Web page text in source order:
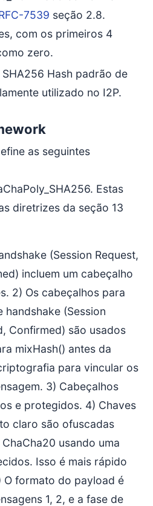
7539 seção 2.8.
com os primeiros 4
zero.
SHA256 Hash padrão de
utilizado no I2P.
as seguintes
Estas
diretrizes da seção 13
(Session Request,
incluem um cabeçalho
2) Os cabeçalhos para
handshake (Session
Confirmed) são usados
mixHash() antes da
para vincular os
3) Cabeçalhos
e protegidos. 4) Chaves
claro são ofuscadas
usando uma
Isso é mais rápido
O formato do payload é
1, 2, e a fase de